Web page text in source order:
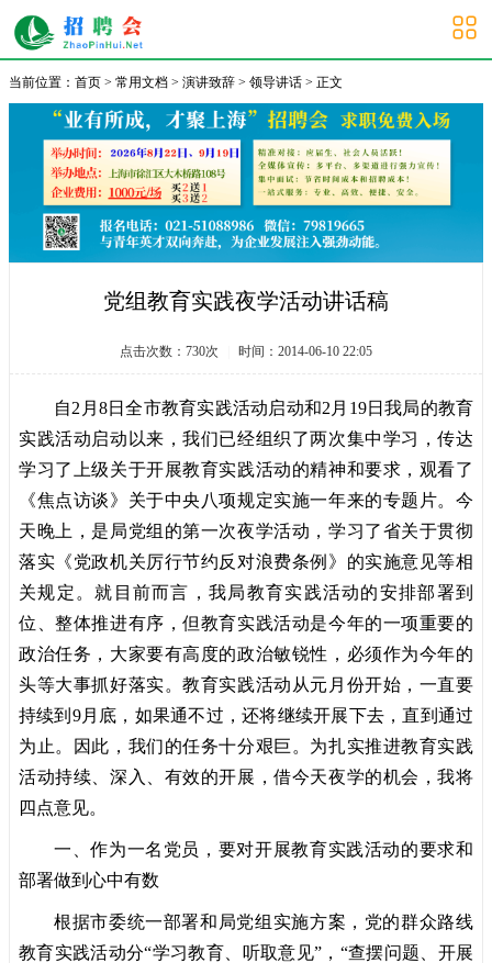
大学生招聘会
当前位置： 首页 > 常用文档 > 演讲致辞 > 领导讲话 > 正文
党组教育实践夜学活动讲话稿
点击次数： 730次 时间：2014-06-10 22:05
自2月8日全市教育实践活动启动和2月19日我局的教育
实践活动启动以来，我们已经组织了两次集中学习，传达
学习了上级关于开展教育实践活动的精神和要求，观看了
《焦点访谈》关于中央八项规定实施一年来的专题片。今
天晚上，是局党组的第一次夜学活动，学习了省关于贯彻
落实《党政机关厉行节约反对浪费条例》的实施意见等相
关规定。就目前而言，我局教育实践活动的安排部署到
位、整体推进有序，但教育实践活动是今年的一项重要的
政治任务，大家要有高度的政治敏锐性，必须作为今年的
头等大事抓好落实。教育实践活动从元月份开始，一直要
持续到9月底，如果通不过，还将继续开展下去，直到通过
为止。因此，我们的任务十分艰巨。为扎实推进教育实践
活动持续、深入、有效的开展，借今天夜学的机会，我将
四点意见。
一、作为一名党员，要对开展教育实践活动的要求和
部署做到心中有数
根据市委统一部署和局党组实施方案，党的群众路线
教育实践活动分“学习教育、听取意见”，“查摆问题、开展